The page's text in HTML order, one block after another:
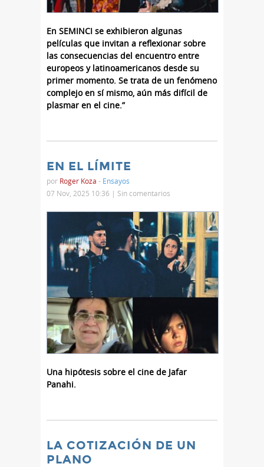
En SEMINCI se exhibieron algunas
películas que invitan a reflexionar sobre
las consecuencias del encuentro entre
europeos y latinoamericanos desde su
primer momento. Se trata de un fenómeno
complejo en sí mismo, aún más difícil de
plasmar en el cine.”
EN EL LÍMITE
por Roger Koza - Ensayos
07 Nov, 2025 10:36 | Sin comentarios
Una hipótesis sobre el cine de Jafar
Panahi.
LA COTIZACIÓN DE UN
PLANO